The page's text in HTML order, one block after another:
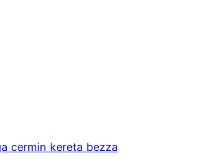
cermin kereta bezza